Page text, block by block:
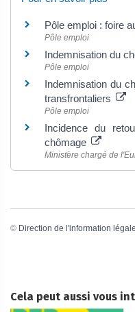
Pôle emploi : foire
Pôle emploi
Indemnisation du
Pôle emploi
Indemnisation du
transfrontaliers
Pôle emploi
Incidence du
chômage
Ministère chargé de
© Direction de l'information
Cela peut aussi vous